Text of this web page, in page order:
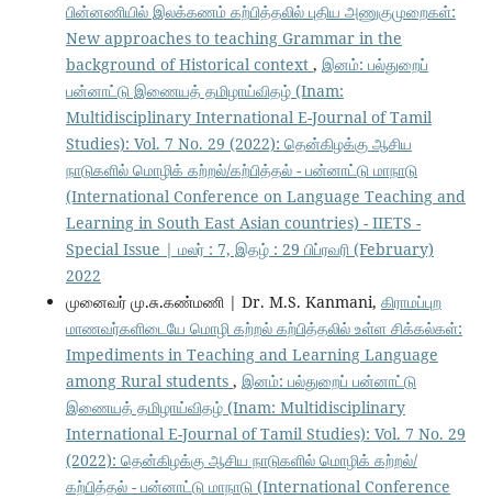
பின்னணியில் இலக்கணம் கற்பித்தலில் புதிய அணுகுமுறைகள்:
New approaches to teaching Grammar in the
background of Historical context , இனம்: பல்துறைப்
பன்னாட்டு இணையத் தமிழாய்விதழ் (Inam:
Multidisciplinary International E-Journal of Tamil
Studies): Vol. 7 No. 29 (2022): தென்கிழக்கு ஆசிய
நாடுகளில் மொழிக் கற்றல்/கற்பித்தல் - பன்னாட்டு மாநாடு
(International Conference on Language Teaching and
Learning in South East Asian countries) - IIETS -
Special Issue | மலர் : 7, இதழ் : 29 பிப்ரவரி (February)
2022
முனைவர் மு.சு.கண்மணி | Dr. M.S. Kanmani, கிராமப்புற
மாணவர்களிடையே மொழி கற்றல் கற்பித்தலில் உள்ள சிக்கல்கள்:
Impediments in Teaching and Learning Language
among Rural students , இனம்: பல்துறைப் பன்னாட்டு
இணையத் தமிழாய்விதழ் (Inam: Multidisciplinary
International E-Journal of Tamil Studies): Vol. 7 No. 29
(2022): தென்கிழக்கு ஆசிய நாடுகளில் மொழிக் கற்றல்/
கற்பித்தல் - பன்னாட்டு மாநாடு (International Conference